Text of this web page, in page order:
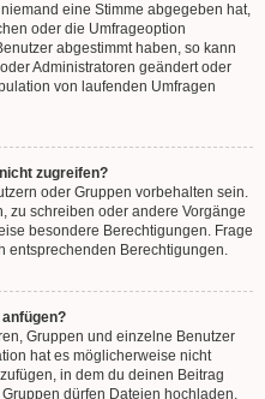
eine Stimme abgegeben hat,
oder die Umfrageoption
abgestimmt haben, so kann
Administratoren geändert oder
von laufenden Umfragen
zugreifen?
oder Gruppen vorbehalten sein.
zu schreiben oder andere Vorgänge
besondere Berechtigungen. Frage
entsprechenden Berechtigungen.
Gruppen und einzelne Benutzer
hat es möglicherweise nicht
in dem du deinen Beitrag
dürfen Dateien hochladen.